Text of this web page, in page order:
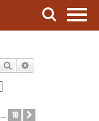
Hledat
10